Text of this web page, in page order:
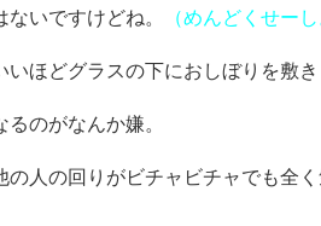
いですけどね。 （めんどくせーし
ほどグラスの下におしぼりを敷き
のがなんか嫌。
人の回りがビチャビチャでも全く